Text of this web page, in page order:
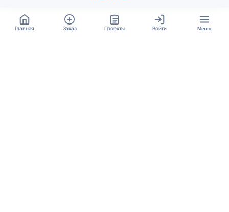
Главная Заказ Проекты Войти Меню